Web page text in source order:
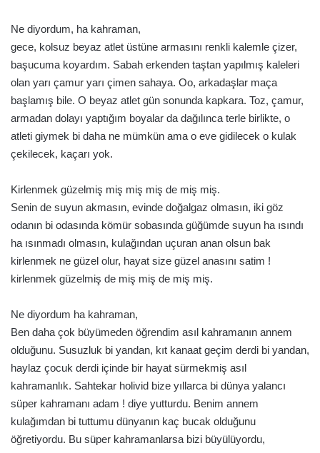
Ne diyordum, ha kahraman,
gece, kolsuz beyaz atlet üstüne armasını renkli kalemle çizer,
başucuma koyardım. Sabah erkenden taştan yapılmış kaleleri
olan yarı çamur yarı çimen sahaya. Oo, arkadaşlar maça
başlamış bile. O beyaz atlet gün sonunda kapkara. Toz, çamur,
armadan dolayı yaptığım boyalar da dağılınca terle birlikte, o
atleti giymek bi daha ne mümkün ama o eve gidilecek o kulak
çekilecek, kaçarı yok.
Kirlenmek güzelmiş miş miş miş de miş miş.
Senin de suyun akmasın, evinde doğalgaz olmasın, iki göz
odanın bi odasında kömür sobasında güğümde suyun ha ısındı
ha ısınmadı olmasın, kulağından uçuran anan olsun bak
kirlenmek ne güzel olur, hayat size güzel anasını satim !
kirlenmek güzelmiş de miş miş de miş miş.
Ne diyordum ha kahraman,
Ben daha çok büyümeden öğrendim asıl kahramanın annem
olduğunu. Susuzluk bi yandan, kıt kanaat geçim derdi bi yandan,
haylaz çocuk derdi içinde bir hayat sürmekmiş asıl
kahramanlık. Sahtekar holivid bize yıllarca bi dünya yalancı
süper kahramanı adam ! diye yutturdu. Benim annem
kulağımdan bi tuttumu dünyanın kaç bucak olduğunu
öğretiyordu. Bu süper kahramanlarsa bizi büyülüyordu,